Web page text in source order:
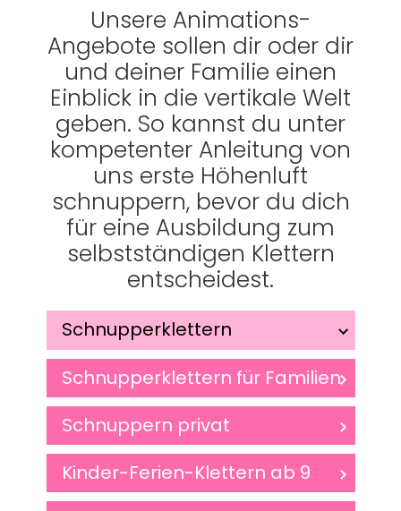
Unsere Animations-
Angebote sollen dir oder dir
und deiner Familie einen
Einblick in die vertikale Welt
geben. So kannst du unter
kompetenter Anleitung von
uns erste Höhenluft
schnuppern, bevor du dich
für eine Ausbildung zum
selbstständigen Klettern
entscheidest.
Schnupperklettern
Schnupperklettern für Familien
Schnuppern privat
Kinder-Ferien-Klettern ab 9